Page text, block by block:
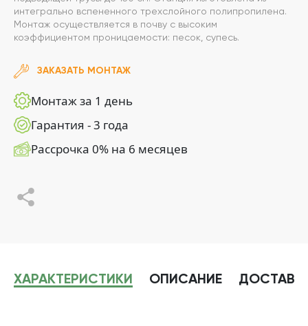
интегрально вспененного трехслойного полипропилена.
Монтаж осуществляется в почву с высоким
коэффициентом проницаемости: песок, супесь.
ЗАКАЗАТЬ МОНТАЖ
Монтаж за 1 день
Гарантия - 3 года
Рассрочка 0% на 6 месяцев
ХАРАКТЕРИСТИКИ ОПИСАНИЕ